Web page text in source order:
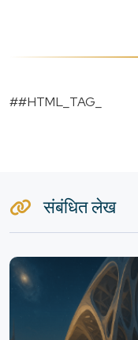
##HTML_TAG_
संबंधित लेख